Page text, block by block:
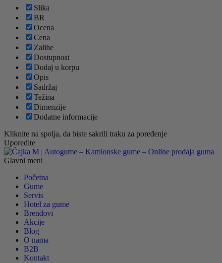
Slika
BR
Ocena
Cena
Zalihe
Dostupnost
Dodaj u korpu
Opis
Sadržaj
Težina
Dimenzije
Dodatne informacije
Kliknite na spolja, da biste sakrili traku za poređenje
Uporedite
Glavni meni
Početna
Gume
Servis
Hotel za gume
Brendovi
Akcije
Blog
O nama
B2B
Kontakt